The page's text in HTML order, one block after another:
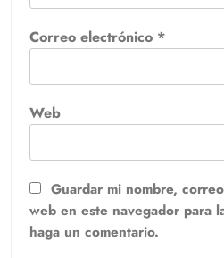
Correo electrónico *
Web
Guardar mi nombre,
web en este navegador para
haga un comentario.